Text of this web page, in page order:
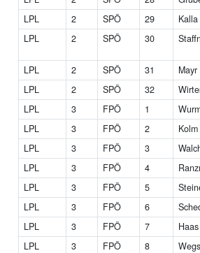
LPL
2 SPÖ 29 Kalla
LPL
2 SPÖ 30
LPL 2 SPÖ 31 Mayr
LPL
2 SPÖ 32
LPL
3 FPÖ 1
LPL
3 FPÖ 2 Kolm
LPL
3 FPÖ 3
LPL
3 FPÖ 4
LPL
3 FPÖ 5
LPL
3 FPÖ 6
LPL
3 FPÖ 7 Haas
LPL
3 FPÖ 8